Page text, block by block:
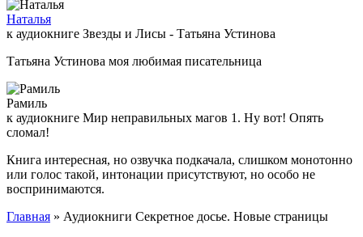
Наталья
к аудиокниге Звезды и Лисы - Татьяна Устинова
Татьяна Устинова моя любимая писательница
Рамиль
к аудиокниге Мир неправильных магов 1. Ну вот! Опять
сломал!
Книга интересная, но озвучка подкачала, слишком монотонно
или голос такой, интонации присутствуют, но особо не
воспринимаются.
Главная » Аудиокниги Секретное досье. Новые страницы